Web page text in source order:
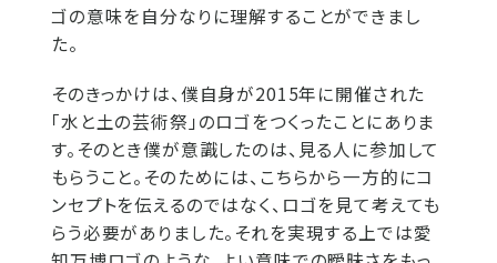
ゴの意味を自分なりに理解することができまし
た。
そのきっかけは、僕自身が2015年に開催された
「水と土の芸術祭」のロゴをつくったことにありま
す。そのとき僕が意識したのは、見る人に参加して
もらうこと。そのためには、こちらから一方的にコ
ンセプトを伝えるのではなく、ロゴを見て考えても
らう必要がありました。それを実現する上では愛